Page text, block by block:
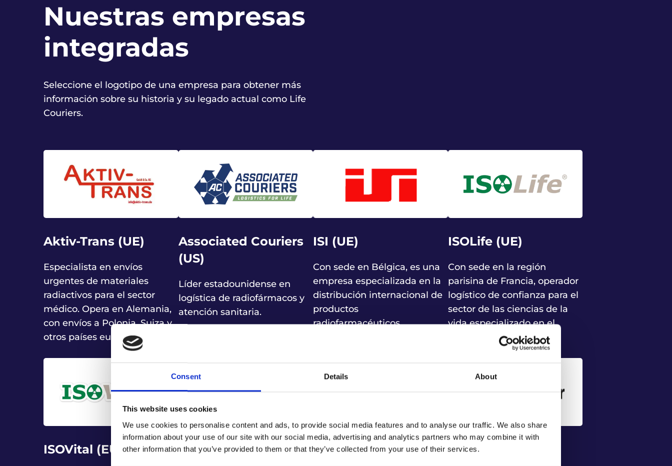
Consent Details About
This website uses cookies
We use cookies to personalise content and ads, to provide social media features and to analyse our traffic. We also share
information about your use of our site with our social media, advertising and analytics partners who may combine it with
other information that you’ve provided to them or that they’ve collected from your use of their services.
Nuestras empresas
integradas
Seleccione el logotipo de una empresa para obtener más
información sobre su historia y su legado actual como Life
Couriers.
Aktiv-Trans (UE)
Especialista en envíos
urgentes de materiales
radiactivos para el sector
médico. Opera en Alemania,
con envíos a Polonia, Suiza y
otros países europeos.
Associated Couriers
(US)
Líder estadounidense en
logística de radiofármacos y
atención sanitaria.
ISI (UE)
Con sede en Bélgica, es una
empresa especializada en la
distribución internacional de
productos
radiofarmacéuticos.
ISOLife (UE)
Con sede en la región
parisina de Francia, operador
logístico de confianza para el
sector de las ciencias de la
vida especializado en el
transporte de materiales
radiactivos de clase 7.
ISOVital (EU)
Life Logistics Freight On Time Delivery
Ontime Courier